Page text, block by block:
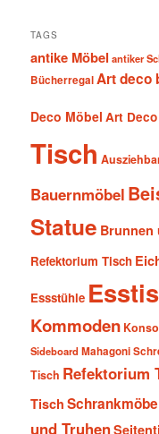
TAGS
antike Möbel antiker
BücherregalArt deco
Deco Möbel Art
Tisch
Bauernmöbel
Statue Brunnen
Refektorium Tisch
Essstühle
Kommoden
SideboardMahagoni
Tisch Refektorium
Tisch
und Truhen